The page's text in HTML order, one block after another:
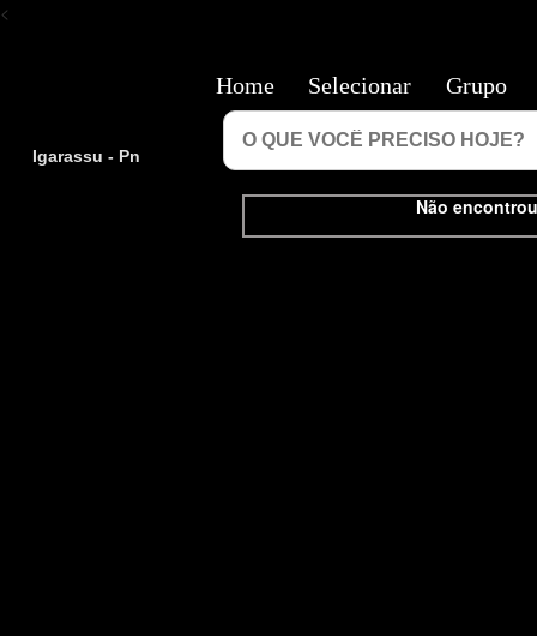
<
Igarassu - Pn
Não
Home Selecionar Grupo